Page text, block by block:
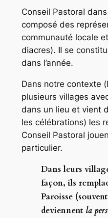
Conseil Pastoral
composé des
communauté locale
diacres). Il se
dans l’année.
Dans notre contexte
plusieurs villages
dans un lieu et vient
les célébrations) les
Conseil Pastoral
particulier.
Dans leurs
façon, ils
Paroisse
deviennent la